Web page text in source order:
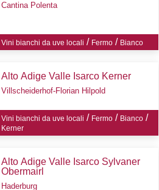
Cantina Polenta
Vini bianchi da uve locali / Fermo / Bianco
Alto Adige Valle Isarco Kerner
Villscheiderhof-Florian Hilpold
Vini bianchi da uve locali / Fermo / Bianco /
Kerner
Alto Adige Valle Isarco Sylvaner
Obermairl
Haderburg